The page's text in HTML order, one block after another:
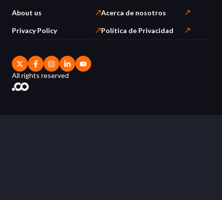
About us
Privacy Policy
Acerca de nosotros
Política de Privacidad
All rights reserved